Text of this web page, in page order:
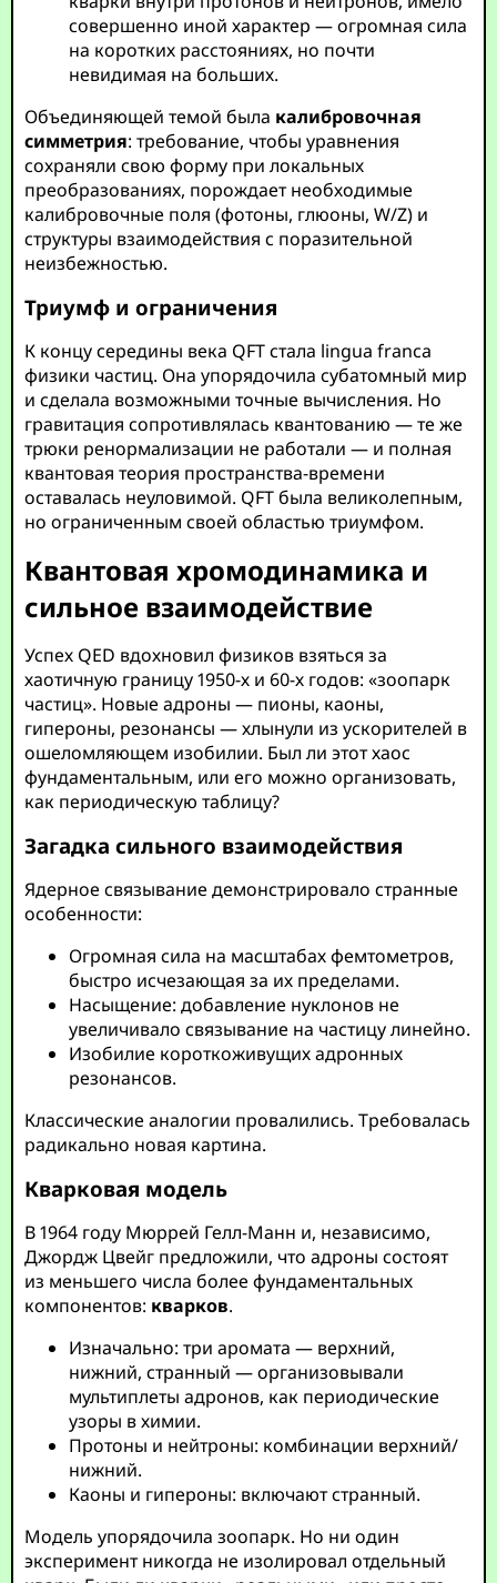
совершенно иной характер — огромная сила
на коротких расстояниях, но почти
невидимая на больших.
Объединяющей темой была калибровочная
симметрия: требование, чтобы уравнения
сохраняли свою форму при локальных
преобразованиях, порождает необходимые
калибровочные поля (фотоны, глюоны, W/Z) и
структуры взаимодействия с поразительной
неизбежностью.
Триумф и ограничения
К концу середины века QFT стала lingua franca
физики частиц. Она упорядочила субатомный мир
и сделала возможными точные вычисления. Но
гравитация сопротивлялась квантованию — те же
трюки ренормализации не работали — и полная
квантовая теория пространства-времени
оставалась неуловимой. QFT была великолепным,
но ограниченным своей областью триумфом.
Квантовая хромодинамика и
сильное взаимодействие
Успех QED вдохновил физиков взяться за
хаотичную границу 1950-х и 60-х годов: «зоопарк
частиц». Новые адроны — пионы, каоны,
гипероны, резонансы — хлынули из ускорителей в
ошеломляющем изобилии. Был ли этот хаос
фундаментальным, или его можно организовать,
как периодическую таблицу?
Загадка сильного взаимодействия
Ядерное связывание демонстрировало странные
особенности:
Огромная сила на масштабах фемтометров,
быстро исчезающая за их пределами.
Насыщение: добавление нуклонов не
увеличивало связывание на частицу линейно.
Изобилие короткоживущих адронных
резонансов.
Классические аналогии провалились. Требовалась
радикально новая картина.
Кварковая модель
В 1964 году Мюррей Гелл-Манн и, независимо,
Джордж Цвейг предложили, что адроны состоят
из меньшего числа более фундаментальных
компонентов: кварков.
Изначально: три аромата — верхний,
нижний, странный — организовывали
мультиплеты адронов, как периодические
узоры в химии.
Протоны и нейтроны: комбинации верхний/
нижний.
Каоны и гипероны: включают странный.
Модель упорядочила зоопарк. Но ни один
эксперимент никогда не изолировал отдельный